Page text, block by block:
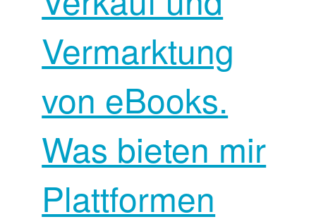
Vermarktung
von eBooks.
Was bieten mir
Plattformen